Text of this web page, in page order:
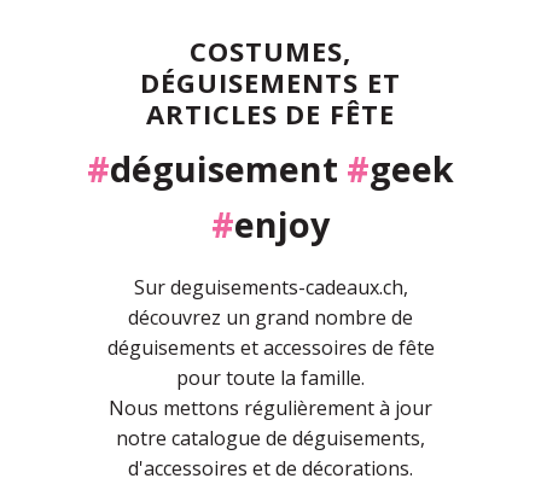
COSTUMES,
DÉGUISEMENTS ET
ARTICLES DE FÊTE
#déguisement #geek
#enjoy
Sur deguisements-cadeaux.ch,
découvrez un grand nombre de
déguisements et accessoires de fête
pour toute la famille.
Nous mettons régulièrement à jour
notre catalogue de déguisements,
d'accessoires et de décorations.